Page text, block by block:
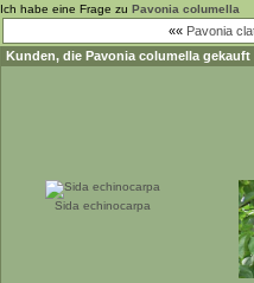
Ich habe eine Frage zu Pavonia columella
«« Pavonia
Kunden, die Pavonia columella gekauft
Sida echinocarpa